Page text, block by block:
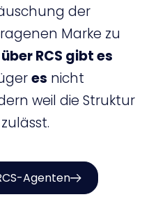
der
Marke zu
RCS gibt es
es nicht
weil die Struktur
Agenten